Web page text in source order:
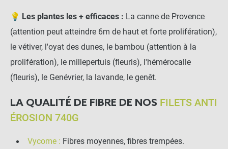
💡 Les plantes les + efficaces : La canne de Provence
(attention peut atteindre 6m de haut et forte prolifération),
le vétiver, l'oyat des dunes, le bambou (attention à la
prolifération), le millepertuis (fleuris), l'hémérocalle
(fleuris), le Genévrier, la lavande, le genêt.
LA QUALITÉ DE FIBRE DE NOS FILETS ANTI
ÉROSION 740G
Vycome : Fibres moyennes, fibres trempées.